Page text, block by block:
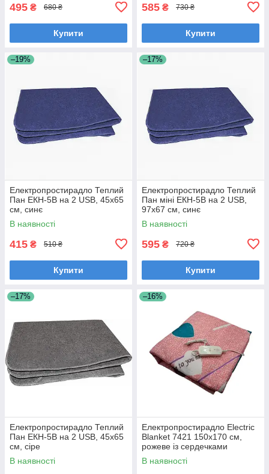
495 ₴ 680 ₴
Купити
585 ₴ 730 ₴
Купити
–19%
Електропростирадло Теплий
Пан ЕКН-5В на 2 USB, 45х65
см, синє
В наявності
415 ₴ 510 ₴
Купити
–17%
Електропростирадло Теплий
Пан міні ЕКН-5В на 2 USB,
97х67 см, синє
В наявності
595 ₴ 720 ₴
Купити
–17%
Електропростирадло Теплий
Пан ЕКН-5В на 2 USB, 45х65
см, сіре
В наявності
–16%
Електропростирадло Electric
Blanket 7421 150х170 см,
рожеве із сердечками
В наявності